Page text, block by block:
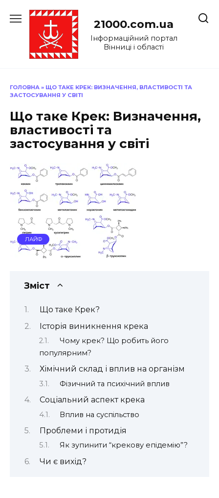
до
21000.com.ua
Інформаційний портал
Вінниці і області
ГОЛОВНА » ЩО ТАКЕ КРЕК: ВИЗНАЧЕННЯ, ВЛАСТИВОСТІ ТА
ЗАСТОСУВАННЯ У СВІТІ
Що таке Крек: Визначення,
властивості та
застосування у світі
ЛАЙФ
Зміст
Що таке Крек?
Історія виникнення крека
Чому крек? Що робить його
популярним?
Хімічний склад і вплив на організм
Фізичний та психічний вплив
Соціальний аспект крека
Вплив на суспільство
Проблеми і протидія
Як зупинити “крекову епідемію”?
Чи є вихід?